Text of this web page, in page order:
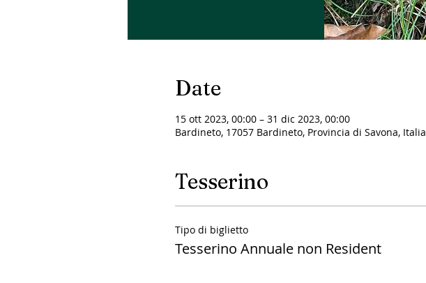
Date
15 ott 2023, 00:00 – 31 dic 2023, 00:00
Bardineto, 17057 Bardineto, Provincia di Savona, Italia
Tesserino
Tipo di biglietto
Tesserino Annuale non Resident